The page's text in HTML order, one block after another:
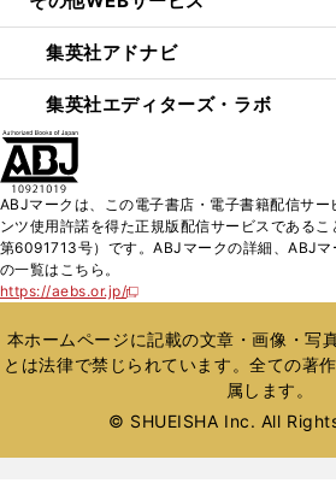
集英社アドナビ
集英社エディターズ・ラボ
ABJマークは、この電子書店・電子書籍配信サー
ンツ使用許諾を得た正規版配信サービスである
第6091713号）です。ABJマークの詳細、ABJマ
の一覧はこちら。
https://aebs.or.jp/
新
い
ウ
ィ
ウ
本ホームページに記載の文章・画像・写
とは法律で禁じられています。全ての著
属します。
© SHUEISHA Inc. All